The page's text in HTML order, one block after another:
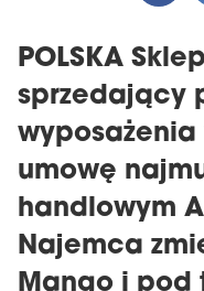
POLSKA
sprzedający
wyposażenia
umowę
handlowym
Najemca
Mango i pod